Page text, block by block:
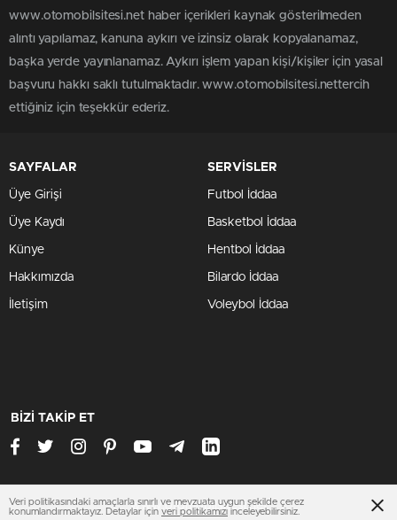
www.otomobilsitesi.net haber içerikleri kaynak gösterilmeden
alıntı yapılamaz, kanuna aykırı ve izinsiz olarak kopyalanamaz,
başka yerde yayınlanamaz. Aykırı işlem yapan kişi/kişiler için yasal
başvuru hakkı saklı tutulmaktadır. www.otomobilsitesi.nettercih
ettiğiniz için teşekkür ederiz.
SAYFALAR
Üye Girişi
Üye Kaydı
Künye
Hakkımızda
İletişim
SERVİSLER
Futbol İddaa
Basketbol İddaa
Hentbol İddaa
Bilardo İddaa
Voleybol İddaa
BİZİ TAKİP ET
www.otomobilsitesi.net
Veri politikasındaki amaçlarla sınırlı ve mevzuata uygun şekilde çerez
konumlandırmaktayız. Detaylar için veri politikamızı inceleyebilirsiniz.